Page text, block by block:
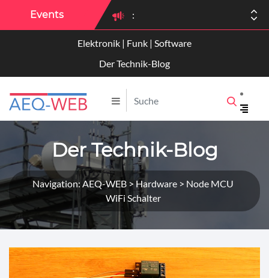
Events :
:
Elektronik | Funk | Software
Der Technik-Blog
Der Technik-Blog
Navigation: AEQ-WEB > Hardware > Node MCU
WiFi Schalter